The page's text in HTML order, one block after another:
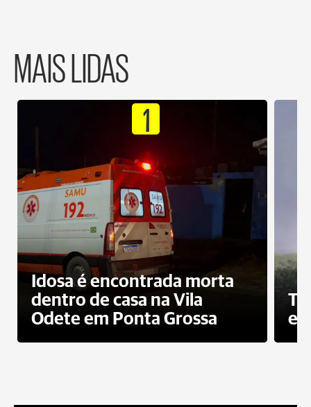
MAIS LIDAS
1
Idosa é encontrada morta
dentro de casa na Vila
Odete em Ponta Grossa
e